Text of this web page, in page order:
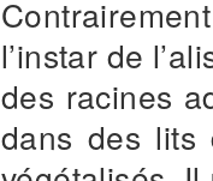
l’instar de
des racines
dans des lits